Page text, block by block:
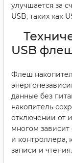
улучшается за
USB, таких как
USB
Флеш
данные без
накопитель
отключении от
многом
и контроллера,
записи и чтения.